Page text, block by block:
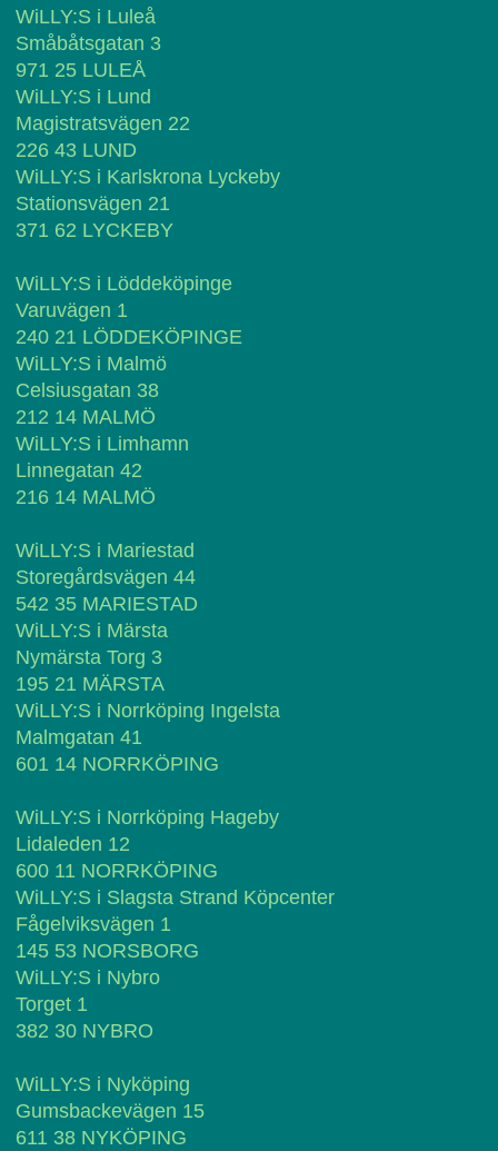
WiLLY:S i Luleå
Småbåtsgatan 3
971 25 LULEÅ
WiLLY:S i Lund
Magistratsvägen 22
226 43 LUND
WiLLY:S i Karlskrona Lyckeby
Stationsvägen 21
371 62 LYCKEBY
WiLLY:S i Löddeköpinge
Varuvägen 1
240 21 LÖDDEKÖPINGE
WiLLY:S i Malmö
Celsiusgatan 38
212 14 MALMÖ
WiLLY:S i Limhamn
Linnegatan 42
216 14 MALMÖ
WiLLY:S i Mariestad
Storegårdsvägen 44
542 35 MARIESTAD
WiLLY:S i Märsta
Nymärsta Torg 3
195 21 MÄRSTA
WiLLY:S i Norrköping Ingelsta
Malmgatan 41
601 14 NORRKÖPING
WiLLY:S i Norrköping Hageby
Lidaleden 12
600 11 NORRKÖPING
WiLLY:S i Slagsta Strand Köpcenter
Fågelviksvägen 1
145 53 NORSBORG
WiLLY:S i Nybro
Torget 1
382 30 NYBRO
WiLLY:S i Nyköping
Gumsbackevägen 15
611 38 NYKÖPING